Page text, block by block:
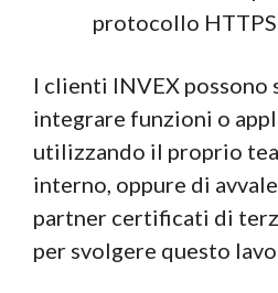
protocollo HTTPS
I clienti INVEX possono
integrare funzioni o
utilizzando il proprio
interno, oppure di
partner certificati di
per svolgere questo